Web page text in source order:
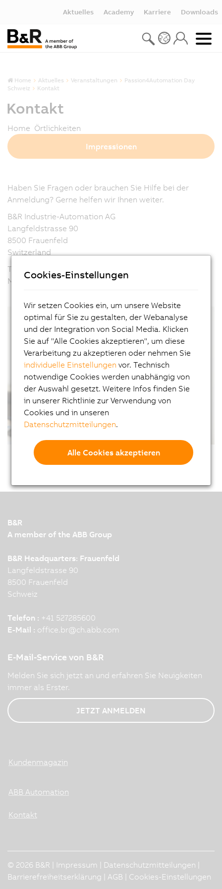
Aktuelles Academy Karriere Downloads
Home Aktuelles Veranstaltungen
Passion4Automation Day
Schweiz
Kontakt
Kontakt
Home Örtlichkeiten
Impressionen
Haben Sie Fragen oder brauchen Sie Hilfe bei der
Anmeldung? Gerne helfen wir Ihnen weiter.
B&R Industrie-Automation AG
Langfeldstrasse 90
8500 Frauenfeld
Switzerland
Telefon: +41 52 728 56 00
Mail: office.ch@br-automation.com
B&R
A member of the ABB Group
B&R Headquarters: Frauenfeld
Langfeldstrasse 90
8500 Frauenfeld
Schweiz
Telefon : +41 527285600
E-Mail : office.br@ch.abb.com
E-Mail-Service von B&R
Melden Sie sich jetzt an und erfahren Sie Neuigkeiten
immer als Erster.
JETZT ANMELDEN
Kundenmagazin
ABB Automation
Kontakt
© 2026 B&R | Impressum Datenschutzmitteilungen
Barrierefreiheitserklärung
AGB Cookies-Einstellungen
Cookies-Einstellungen
Wir setzen Cookies ein, um unsere Website
optimal für Sie zu gestalten, der Webanalyse
und der Integration von Social Media. Klicken
Sie auf "Alle Cookies akzeptieren", um diese
Verarbeitung zu akzeptieren oder nehmen Sie
individuelle Einstellungen vor. Technisch
notwendige Cookies werden unabhängig von
der Auswahl gesetzt. Weitere Infos finden Sie
in unserer Richtlinie zur Verwendung von
Cookies und in unseren
Datenschutzmitteilungen.
Alle Cookies akzeptieren